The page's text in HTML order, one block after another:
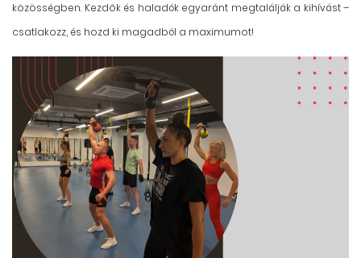
közösségben. Kezdők és haladók egyaránt megtalálják a kihívást –
csatlakozz, és hozd ki magadból a maximumot!